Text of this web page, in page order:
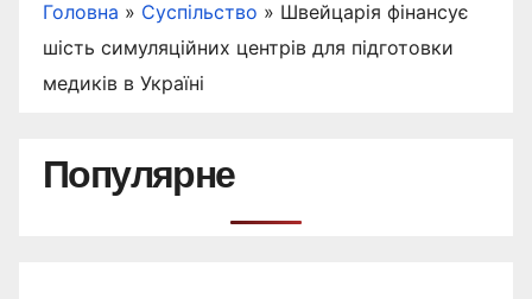
Головна » Суспільство » Швейцарія фінансує
шість симуляційних центрів для підготовки
медиків в Україні
Популярне